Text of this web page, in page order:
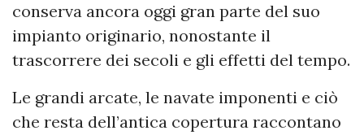
conserva ancora oggi gran parte del suo
impianto originario, nonostante il
trascorrere dei secoli e gli effetti del tempo.
Le grandi arcate, le navate imponenti e ciò
che resta dell’antica copertura raccontano